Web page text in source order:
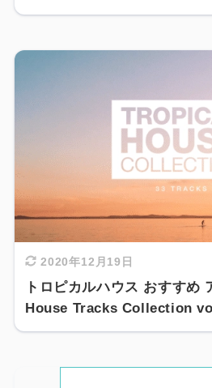
2020年12月19日
トロピカルハウス おすすめ
House Tracks Collection